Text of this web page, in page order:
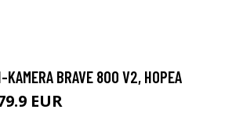
KAMERA BRAVE 800 V2, HOPEA
EUR